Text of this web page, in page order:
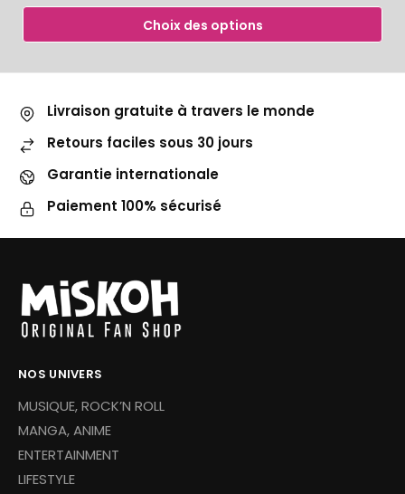
Choix des options
Livraison gratuite à travers le monde
Retours faciles sous 30 jours
Garantie internationale
Paiement 100% sécurisé
NOS UNIVERS
MUSIQUE, ROCK’N ROLL
MANGA, ANIME
ENTERTAINMENT
LIFESTYLE